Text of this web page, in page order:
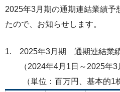
患者さんとご家族の皆さま
医療関係者の皆さま
小野薬品の特徴・強み
経営戦略
グローバル戦略
開発方針
ライセンス活動
研究者主導研究支援
財務ハイライト
業績報告
IRライブラリー
サステナビリティ
サステナビリティトップ
トップメッセージ
2025年3月期の通期連結業績予
たので、お知らせします。
2025年3月期 通期連結業
（2024年4月1日～2025年3
（単位：百万円、基本的1